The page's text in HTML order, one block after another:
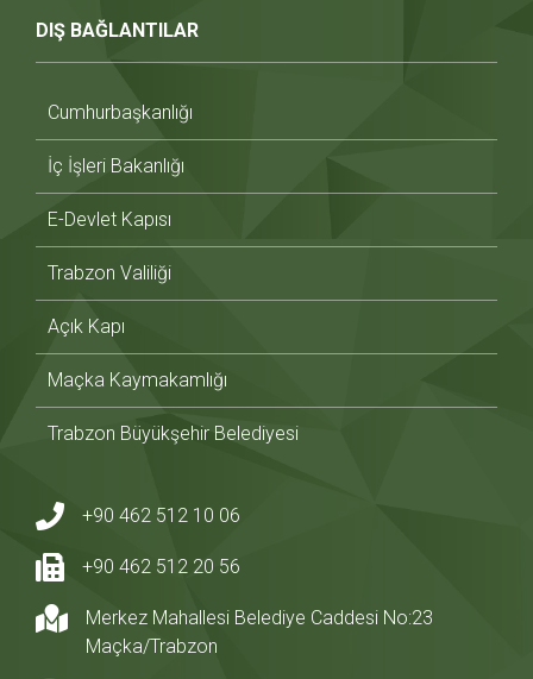
DIŞ BAĞLANTILAR
Cumhurbaşkanlığı
İç İşleri Bakanlığı
E-Devlet Kapısı
Trabzon Valiliği
Açık Kapı
Maçka Kaymakamlığı
Trabzon Büyükşehir Belediyesi
+90 462 512 10 06
+90 462 512 20 56
Merkez Mahallesi Belediye Caddesi No:23
Maçka/Trabzon